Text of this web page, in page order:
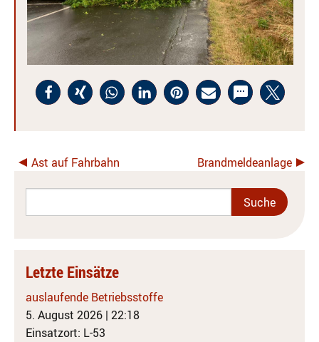
Ast auf Fahrbahn Brandmeldeanlage
Letzte Einsätze
auslaufende Betriebsstoffe
5. August 2026 | 22:18
Einsatzort: L-53